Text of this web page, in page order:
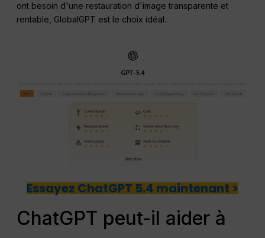
ont besoin d'une restauration d'image transparente et
rentable, GlobalGPT est le choix idéal.
Essayez ChatGPT 5.4 maintenant >
ChatGPT peut-il aider à